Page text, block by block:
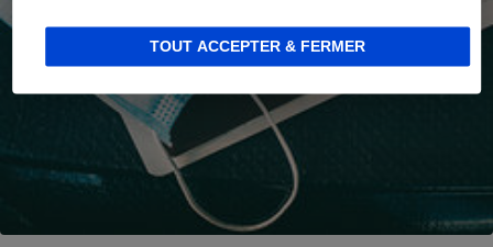
TOUT ACCEPTER & FERMER